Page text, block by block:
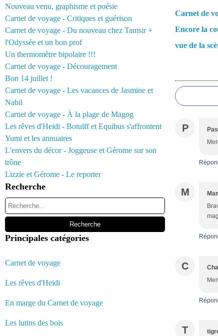
Nouveau venu, graphisme et poésie
Carnet de voyage - Critiques et guérison
Carnet de voyage - Du nouveau chez Tamsir +
l'Odyssée et un bon prof
Un thermomètre bipolaire !!!
Carnet de voyage - Découragement
Bon 14 juillet !
Carnet de voyage - Les vacances de Jasmine et
Nabil
Carnet de voyage - À la plage de Magog
Les rêves d'Heidi - Botulff et Equibus s'affrontent
Yumi et les annuaires
L'envers du décor - Joggeuse et Gérome sur son
trône
Lizzie et Gérome - Le reporter
Recherche
Principales catégories
Carnet de voyage
Les rêves d'Heidi
En marge du Carnet de voyage
Les lutins des bois
Carnet de
Encore la
vue de la
P
M
C
T